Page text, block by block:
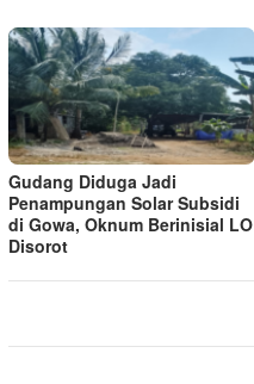
Gudang Diduga Jadi
Penampungan Solar Subsidi
di Gowa, Oknum Berinisial LO
Disorot